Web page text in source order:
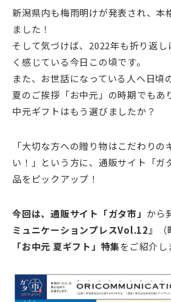
新潟県内も梅雨明けが発表され、本
ました！
そして気づけば、2022年も折り返
く感じている今日この頃です。
また、お世話になっている人へ日頃
夏のご挨拶「お中元」の時期でもあ
中元ギフトはもう選びましたか？
「大切な方への贈り物はこだわりの
い！」という方に、通販サイト「ガ
品をピックアップ！
今回は、通販サイト「ガタ市」 から
ミュニケーションプレスVol.12』
「お中元 夏ギフト 」特集をご紹介し